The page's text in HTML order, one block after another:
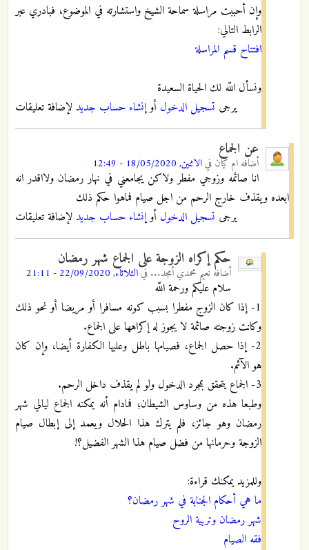
وإن أحببت مراسلة سماحة الشيخ واستشارته في الموضوع، فبادري عبر
الرابط التالي:
افتتاح قسم المراسلة
ونسأل اللّه لك الحياة السعيدة
يرجى تسجيل الدخول أوإنشاء حساب جديد لإضافة تعليقات
عن الجماع
أضافه ام كيان فيالاثنين, 18/05/2020 - 12:49
انا صائمه وزوجي مفطر ولاكن يجامعني في نهار رمضان ولااقدر انه
ابعده ويقذف خارج الرحم من اجل صيام فماهوا حكم ذلك
يرجى تسجيل الدخول أوإنشاء حساب جديد لإضافة تعليقات
حكم إكراه الزوجة على الجماع شهر رمضان
أضافه نعيم محمدي أمجد... فيالثلاثاء, 22/09/2020 - 21:11
سلام عليكم ورحمة اللّه
1- إذا كان الزوج مفطرا بسبب كونه مسافرا أو مريضا أو نحو ذلك
وكانت زوجته صائمة لا يجوز له إكراهها على الجماع.
2- إذا حصل الجماع، فصيامها باطل وعليها الكفارة أيضا، وإن كان
هو الآثم.
3- الجماع يتحقق بمجرد الدخول ولو لم يقذف داخل الرحم.
وطبعا هذه من وساوس الشيطان؛ فمادام أنه يمكنه الجماع ليالي شهر
رمضان وهو جائز، فلم يترك هذا الحلال ويعمد إلى إبطال صيام
الزوجة وحرمانها من فضل صيام هذا الشهر الفضيل؟!
وللمزيد يمكنك قراءة:
ما هي أحكام الجنابة في شهر رمضان؟
شهر رمضان وتربية الروح
فقه الصيام